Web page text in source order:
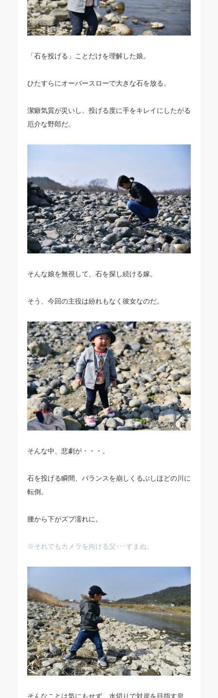
「石を投げる」ことだけを理解した娘。
ひたすらにオーバースローで大きな石を放る。
潔癖気質が災いし、投げる度に手をキレイにしたがる
厄介な野郎だ。
そんな娘を無視して、石を探し続ける嫁。
そう、今回の主役は紛れもなく彼女なのだ。
そんな中、悲劇が・・・。
石を投げる瞬間、バランスを崩しくるぶしほどの川に
転倒。
腰から下がズブ濡れに。
※それでもカメラを向ける父･･･すまぬ。
そんなことは気にもせず、水切りで対岸を目指す息